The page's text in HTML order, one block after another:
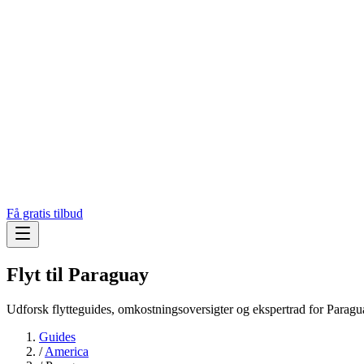
Få gratis tilbud
Flyt til Paraguay
Udforsk flytteguides, omkostningsoversigter og ekspertrad for
Guides
/America